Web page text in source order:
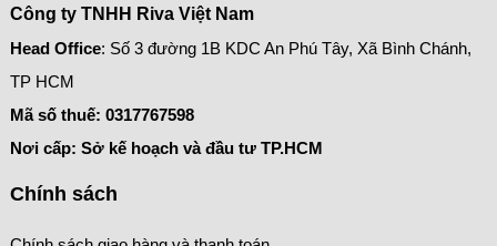
Công ty TNHH Riva Việt Nam
Head Office: Số 3 đường 1B KDC An Phú Tây, Xã Bình Chánh,
TP HCM
Mã số thuế: 0317767598
Nơi cấp: Sở kế hoạch và đầu tư TP.HCM
Chính sách